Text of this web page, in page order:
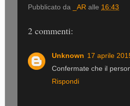
Pubblicato da _AR alle 16:43
2 commenti:
Unknown 17 aprile
Confermate che il
Rispondi